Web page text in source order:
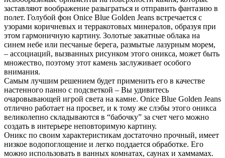
заставляют воображение разыграться и отправить фантазию в
полет. Голубой фон Onice Blue Golden Jeans встречается с
узорами коричневых и терракотовых минералов, образуя при
этом гармоничную картину. Золотые закатные облака на
синем небе или песчаные берега, размытые лазурным морем,
– ассоциаций, вызванных рисунком этого оникса, может быть
множество, поэтому этот камень заслуживает особого
внимания.
Самым лучшим решением будет применить его в качестве
настенного панно с подсветкой – Вы удивитесь
очаровывающей игрой света на камне. Onice Blue Golden Jeans
отлично работает на просвет, и к тому же слэбы этого оникса
великолепно складываются в “бабочку” за счет чего можно
создать в интерьере неповторимую картину.
Оникс по своим характеристикам достаточно прочный, имеет
низкое водопоглощение и легко поддается обработке. Его
можно использовать в ванных комнатах, саунах и хаммамах.